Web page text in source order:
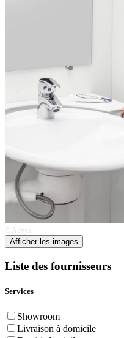
© Advys
Afficher les images
Liste des fournisseurs
Services
Showroom
Livraison à domicile